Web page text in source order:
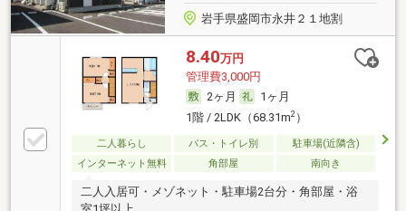
岩手県盛岡市永井２１地割
8.40万円
管理費3,000円
2ヶ月
1ヶ月
1階 / 2LDK（68.31m2）
二人暮らし バス・トイレ別
駐車場(近隣含)
インターネット無料
角部屋 南向き
二人入居可・メゾネット・駐車場2台分・角部屋・浴